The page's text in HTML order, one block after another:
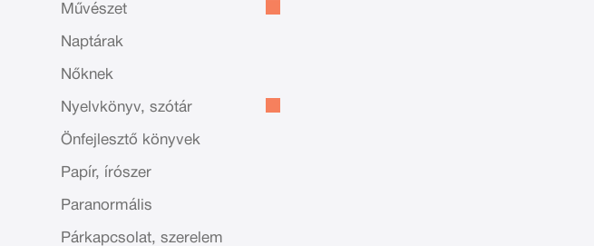
Művészet
Naptárak
Nőknek
Nyelvkönyv, szótár
Önfejlesztő könyvek
Papír, írószer
Paranormális
Párkapcsolat, szerelem